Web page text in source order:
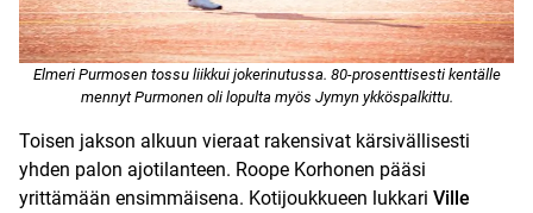
Elmeri Purmosen tossu liikkui jokerinutussa. 80-prosenttisesti kentälle
mennyt Purmonen oli lopulta myös Jymyn ykköspalkittu.
Toisen jakson alkuun vieraat rakensivat kärsivällisesti
yhden palon ajotilanteen. Roope Korhonen pääsi
yrittämään ensimmäisena. Kotijoukkueen lukkari Ville